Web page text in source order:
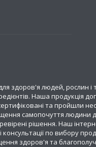
здоров'я людей, рослин і
Наша продукція
та пройшли
самопочуття людини
рішення. Наш
по вибору
здоров'я та